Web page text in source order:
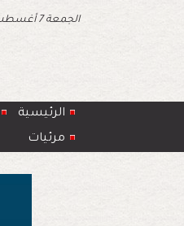
الجمعة 7 أغسطس
الرئيسية
مرئيات